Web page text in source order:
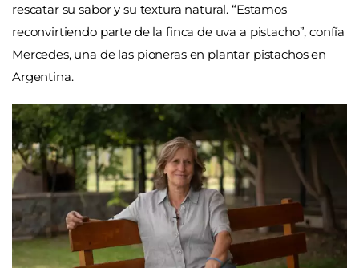
rescatar su sabor y su textura natural. “Estamos
reconvirtiendo parte de la finca de uva a pistacho”, confía
Mercedes, una de las pioneras en plantar pistachos en
Argentina.